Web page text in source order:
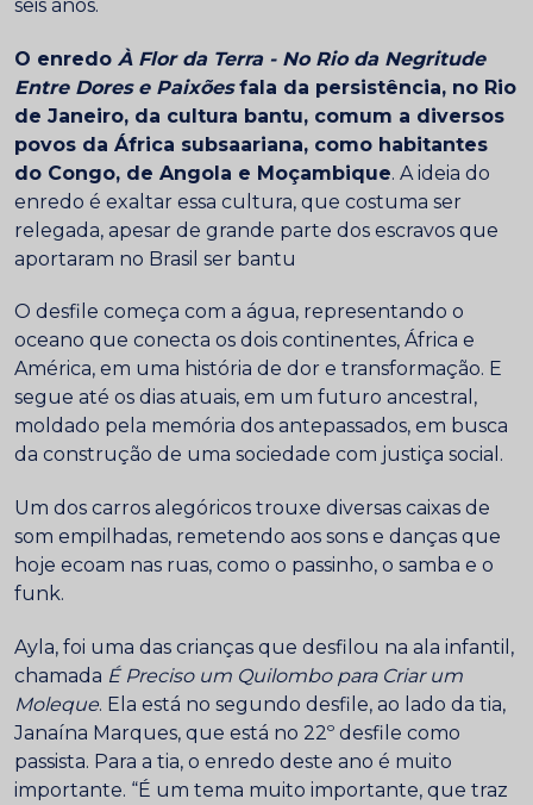
seis anos.
O enredo À Flor da Terra - No Rio da Negritude
Entre Dores e Paixõesfala da persistência, no Rio
de Janeiro, da cultura bantu, comum a diversos
povos da África subsaariana, como habitantes
do Congo, de Angola e Moçambique. A ideia do
enredo é exaltar essa cultura, que costuma ser
relegada, apesar de grande parte dos escravos que
aportaram no Brasil ser bantu
O desfile começa com a água, representando o
oceano que conecta os dois continentes, África e
América, em uma história de dor e transformação. E
segue até os dias atuais, em um futuro ancestral,
moldado pela memória dos antepassados, em busca
da construção de uma sociedade com justiça social.
Um dos carros alegóricos trouxe diversas caixas de
som empilhadas, remetendo aos sons e danças que
hoje ecoam nas ruas, como o passinho, o samba e o
funk.
Ayla, foi uma das crianças que desfilou na ala infantil,
chamada É Preciso um Quilombo para Criar um
Moleque. Ela está no segundo desfile, ao lado da tia,
Janaína Marques, que está no 22º desfile como
passista. Para a tia, o enredo deste ano é muito
importante. “É um tema muito importante, que traz